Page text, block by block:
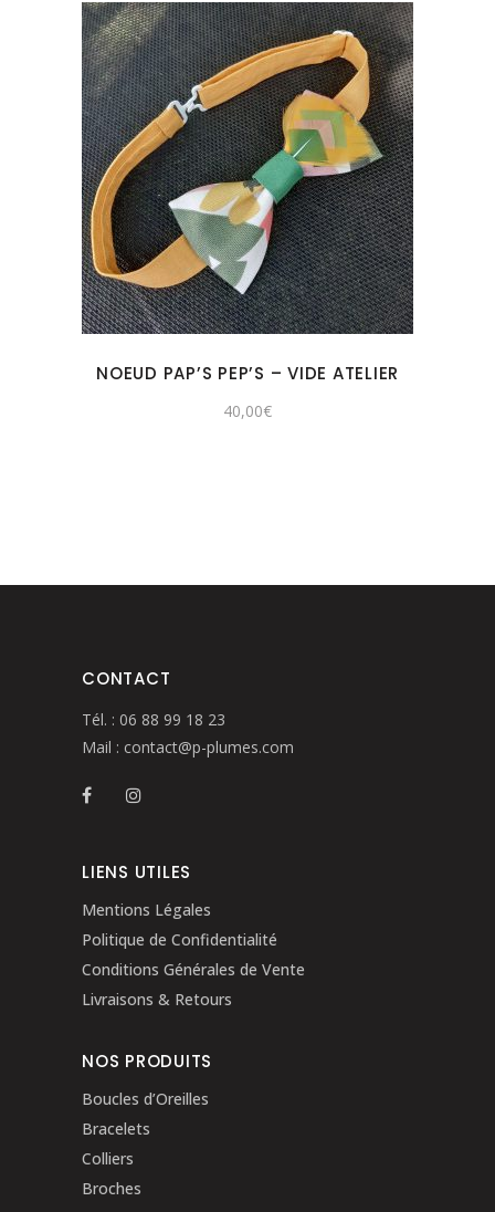
NOEUD PAP’S PEP’S – VIDE ATELIER
40,00€
CONTACT
Tél. : 06 88 99 18 23
Mail : contact@p-plumes.com
LIENS UTILES
Mentions Légales
Politique de Confidentialité
Conditions Générales de Vente
Livraisons & Retours
NOS PRODUITS
Boucles d’Oreilles
Bracelets
Colliers
Broches